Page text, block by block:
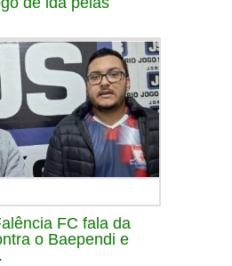
FC fala da
o Baependi e